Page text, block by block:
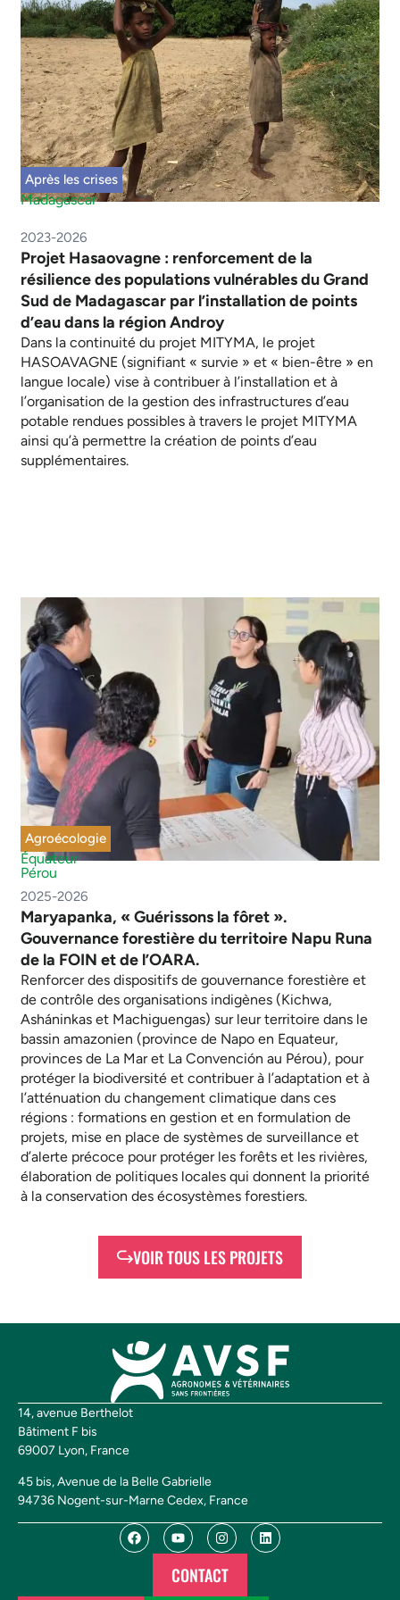
Après les crises
Madagascar
2023-2026
Projet Hasaovagne : renforcement de la
résilience des populations vulnérables du Grand
Sud de Madagascar par l’installation de points
d’eau dans la région Androy
Dans la continuité du projet MITYMA, le projet
HASOAVAGNE (signifiant « survie » et « bien-être » en
langue locale) vise à contribuer à l’installation et à
l’organisation de la gestion des infrastructures d’eau
potable rendues possibles à travers le projet MITYMA
ainsi qu’à permettre la création de points d’eau
supplémentaires.
Agroécologie
Équateur
Pérou
2025-2026
Maryapanka, « Guérissons la fôret ».
Gouvernance forestière du territoire Napu Runa
de la FOIN et de l’OARA.
Renforcer des dispositifs de gouvernance forestière et
de contrôle des organisations indigènes (Kichwa,
Asháninkas et Machiguengas) sur leur territoire dans le
bassin amazonien (province de Napo en Equateur,
provinces de La Mar et La Convención au Pérou), pour
protéger la biodiversité et contribuer à l’adaptation et à
l’atténuation du changement climatique dans ces
régions : formations en gestion et en formulation de
projets, mise en place de systèmes de surveillance et
d’alerte précoce pour protéger les forêts et les rivières,
élaboration de politiques locales qui donnent la priorité
à la conservation des écosystèmes forestiers.
VOIR TOUS LES PROJETS
14, avenue Berthelot
Bâtiment F bis
69007 Lyon, France
45 bis, Avenue de la Belle Gabrielle
94736 Nogent-sur-Marne Cedex, France
CONTACT